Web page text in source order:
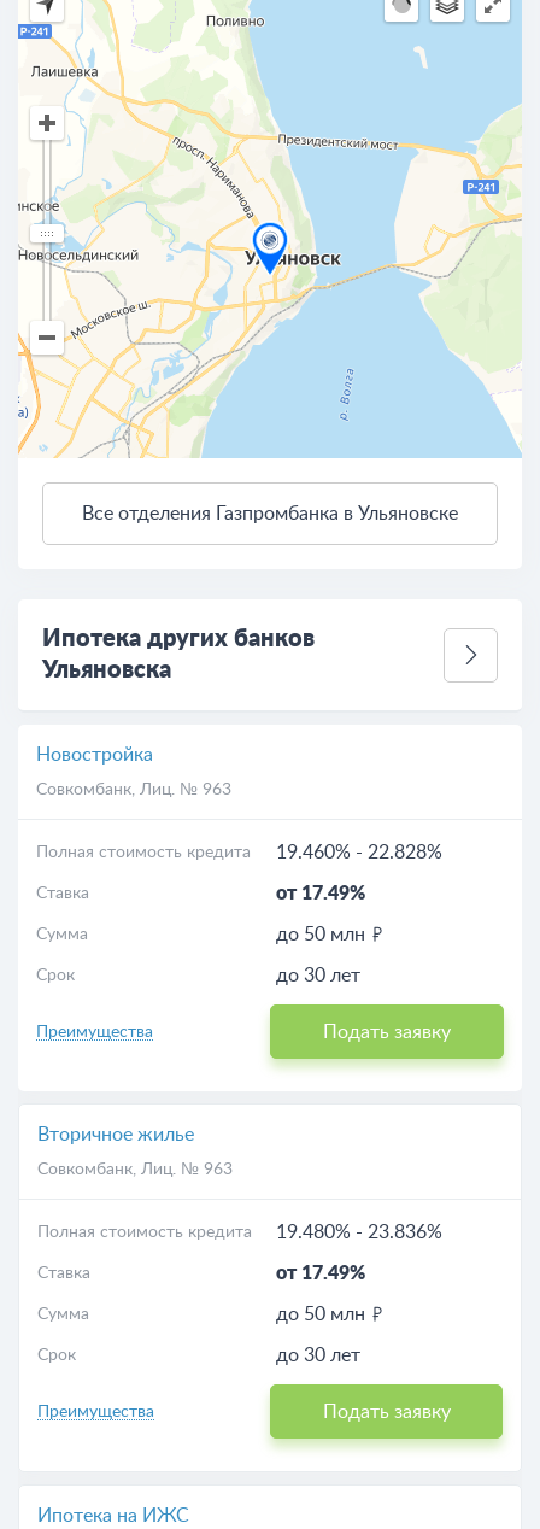
Все отделения Газпромбанка в Ульяновске
Ипотека других банков
Ульяновска
Новостройка
Совкомбанк, Лиц. № 963
Полная стоимость кредита 19.460% - 22.828%
Ставка от 17.49%
Сумма до 50 млн
Срок до 30 лет
Преимущества Подать заявку
Вторичное жилье
Совкомбанк, Лиц. № 963
Полная стоимость кредита 19.480% - 23.836%
Ставка от 17.49%
Сумма до 50 млн
Срок до 30 лет
Преимущества Подать заявку
Ипотека на ИЖС